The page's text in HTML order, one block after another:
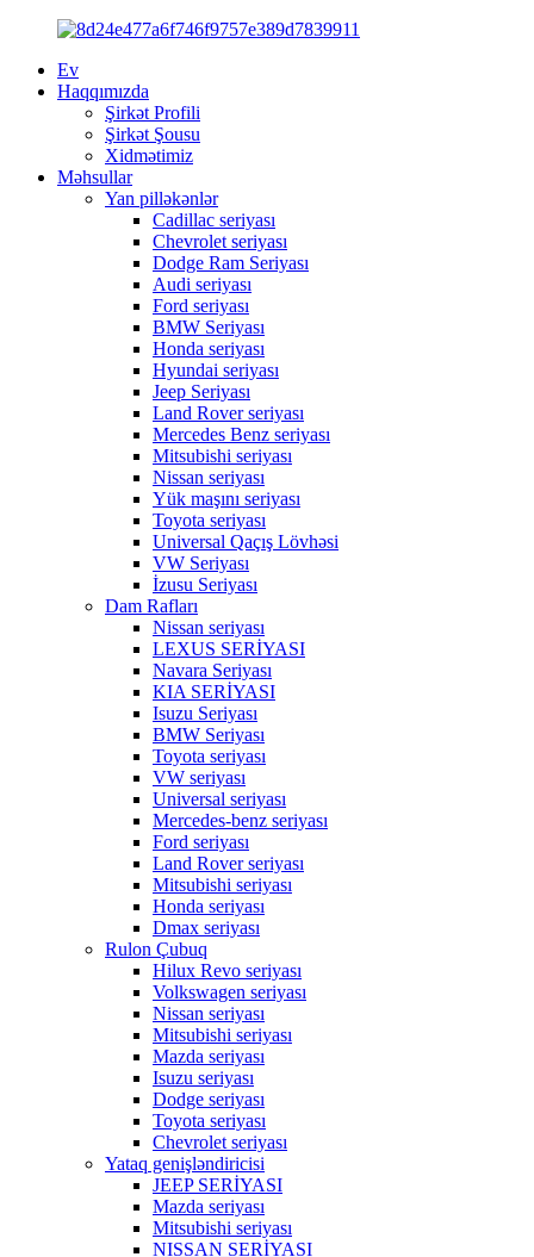
Ev
Haqqımızda
Şirkət Profili
Şirkət Şousu
Xidmətimiz
Məhsullar
Yan pilləkənlər
Cadillac seriyası
Chevrolet seriyası
Dodge Ram Seriyası
Audi seriyası
Ford seriyası
BMW Seriyası
Honda seriyası
Hyundai seriyası
Jeep Seriyası
Land Rover seriyası
Mercedes Benz seriyası
Mitsubishi seriyası
Nissan seriyası
Yük maşını seriyası
Toyota seriyası
Universal Qaçış Lövhəsi
VW Seriyası
İzusu Seriyası
Dam Rafları
Nissan seriyası
LEXUS SERİYASI
Navara Seriyası
KIA SERİYASI
Isuzu Seriyası
BMW Seriyası
Toyota seriyası
VW seriyası
Universal seriyası
Mercedes-benz seriyası
Ford seriyası
Land Rover seriyası
Mitsubishi seriyası
Honda seriyası
Dmax seriyası
Rulon Çubuq
Hilux Revo seriyası
Volkswagen seriyası
Nissan seriyası
Mitsubishi seriyası
Mazda seriyası
Isuzu seriyası
Dodge seriyası
Toyota seriyası
Chevrolet seriyası
Yataq genişləndiricisi
JEEP SERİYASI
Mazda seriyası
Mitsubishi seriyası
NISSAN SERİYASI